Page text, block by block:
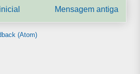
Mensagem antiga
(Atom)